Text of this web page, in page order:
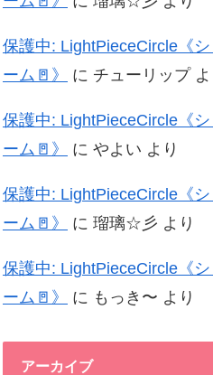
保護中: LightPieceCircle《
ーム🚪》
に チューリップよ
保護中: LightPieceCircle《
ーム🚪》
に やよい より
保護中: LightPieceCircle《
ーム🚪》
に 瑠璃☆彡 より
保護中: LightPieceCircle《
ーム🚪》
に もっき〜 より
アーカイブ